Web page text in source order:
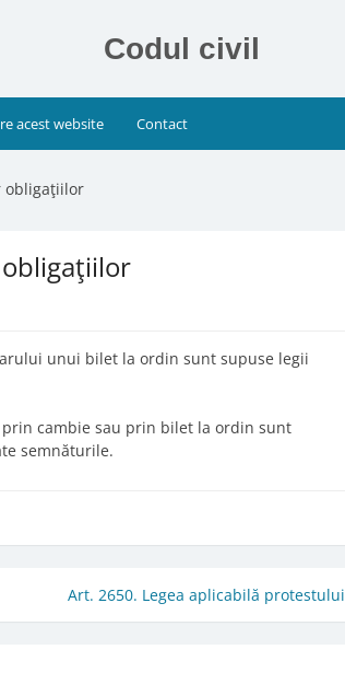
Codul civil
acest website Contact
obligaţiilor
unui bilet la ordin sunt supuse legii
cambie sau prin bilet la ordin sunt
semnăturile.
Art. 2650. Legea aplicabilă protestului